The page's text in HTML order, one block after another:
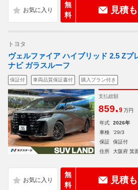
無
料
見積
トヨタ
ヴェルファイア ハイブリッド 2.5 Zプ
ナビ ガラスルーフ
保証付 車両品質保証書付 購入プラン付き
支払総額
859.9 万円
年式 2026年
車検
'29/3
保証
保証付
住所
大阪府 箕
無
料
見積